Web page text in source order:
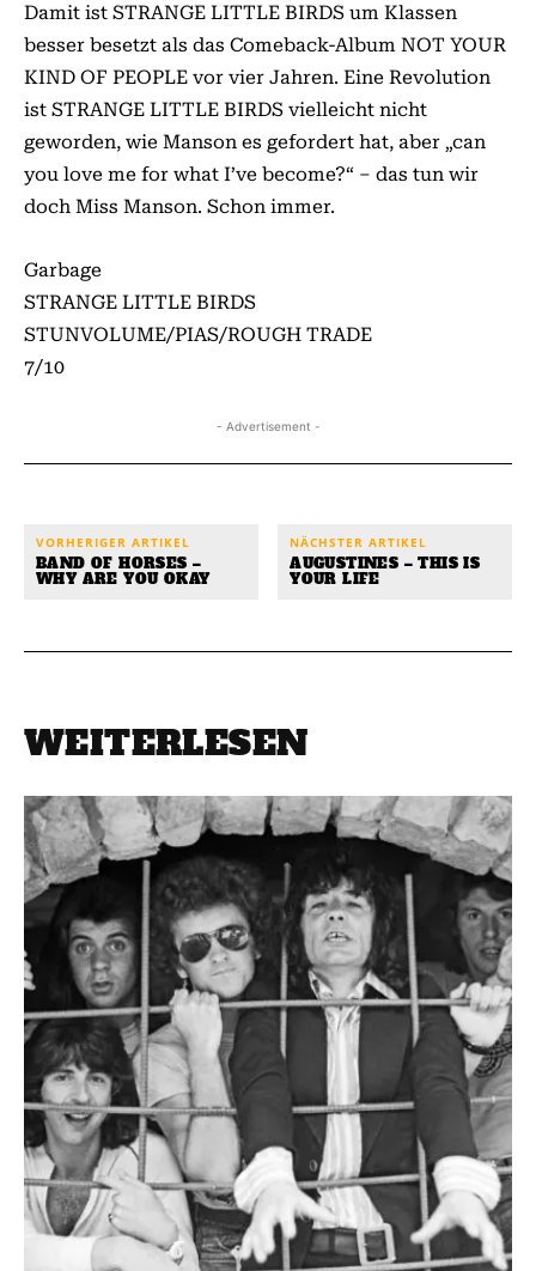
Damit ist STRANGE LITTLE BIRDS um Klassen
besser besetzt als das Comeback-Album NOT YOUR
KIND OF PEOPLE vor vier Jahren. Eine Revolution
ist STRANGE LITTLE BIRDS vielleicht nicht
geworden, wie Manson es gefordert hat, aber „can
you love me for what I’ve become?“ – das tun wir
doch Miss Manson. Schon immer.
Garbage
STRANGE LITTLE BIRDS
STUNVOLUME/PIAS/ROUGH TRADE
7/10
- Advertisement -
VORHERIGER ARTIKEL
BAND OF HORSES –
WHY ARE YOU OKAY
NÄCHSTER ARTIKEL
AUGUSTINES – THIS IS
YOUR LIFE
WEITERLESEN